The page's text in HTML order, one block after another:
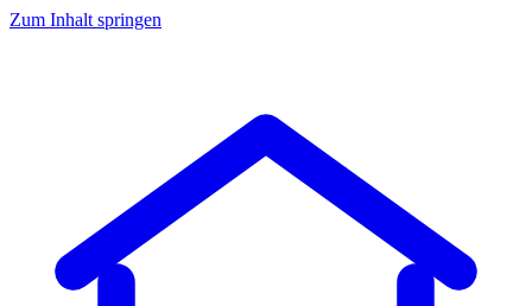
Zum Inhalt springen